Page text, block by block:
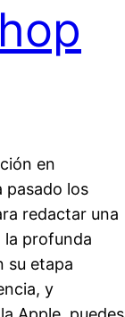
en
pasado los
redactar una
la profunda
su etapa
y